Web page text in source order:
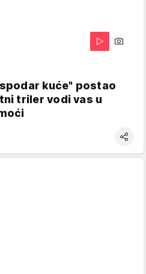
kuće" postao
triler vodi vas u